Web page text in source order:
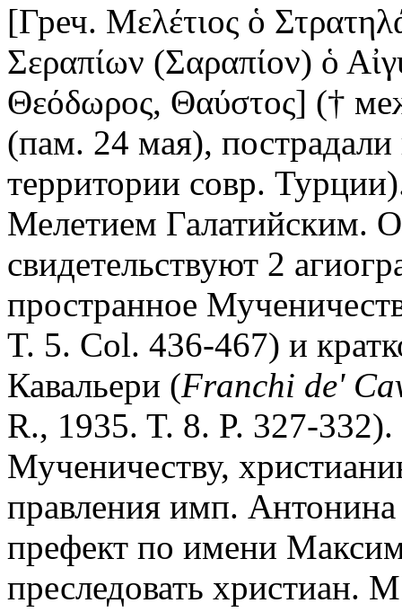
[Греч. Μελέτιος ὁ
Σεραπίων (Σαραπίον) ὁ
Θεόδωρος, Θαύστος] (†
(пам. 24 мая), пострадали
территории совр.
Мелетием Галатийским.
свидетельствуют 2
пространное
T. 5. Col. 436-467) и
Кавальери (Franchi de'
R., 1935. T. 8. P. 327-
Мученичеству,
правления имп.
префект по имени
преследовать христиан.